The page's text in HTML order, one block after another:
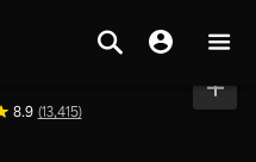
8.9 (13,415)